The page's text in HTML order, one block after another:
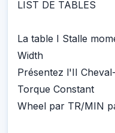
LIST DE TABLES
La table I Stalle
Width
Présentez l'II
Torque Constant
Wheel par TR/MIN